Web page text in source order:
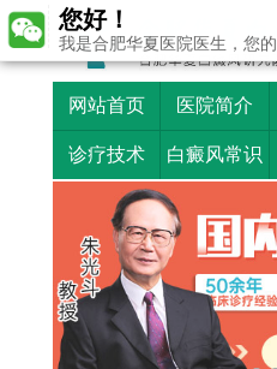
网站首页 医院简介
诊疗技术 白癜风常识
您好！
我是合肥华夏医院医生，您